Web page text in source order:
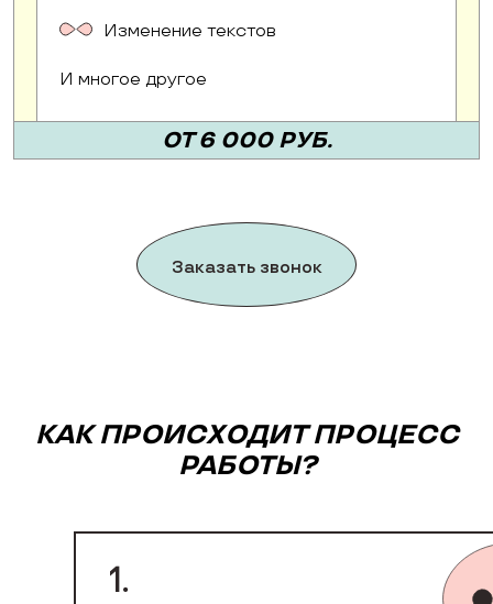
Изменение текстов
И многое другое
ОТ 6 000 РУБ.
Заказать звонок
КАК ПРОИСХОДИТ ПРОЦЕСС
РАБОТЫ?
1.